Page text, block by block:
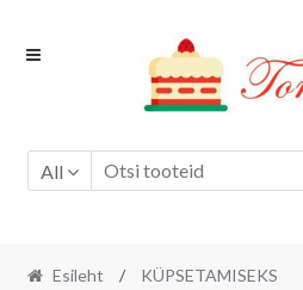
Skip
Skip
All
Esileht /
KÜPSETAMISEKS